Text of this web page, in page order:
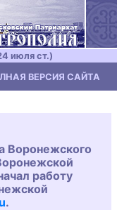
июля ст.)
ВЕРСИЯ САЙТА
Воронежского
работу
.